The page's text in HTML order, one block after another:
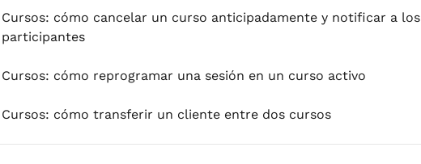
Cursos: cómo cancelar un curso anticipadamente y notificar a los
participantes
Cursos: cómo reprogramar una sesión en un curso activo
Cursos: cómo transferir un cliente entre dos cursos